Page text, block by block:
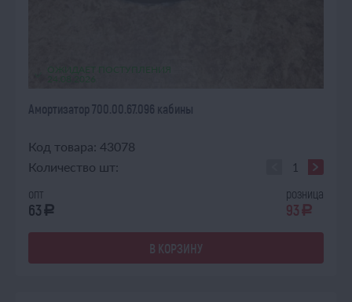
ОЖИДАЕТ ПОСТУПЛЕНИЯ
24.08.2026
Амортизатор 700.00.67.096 кабины
Код товара: 43078
Количество шт:
опт
63 a
розница
93 a
В КОРЗИНУ